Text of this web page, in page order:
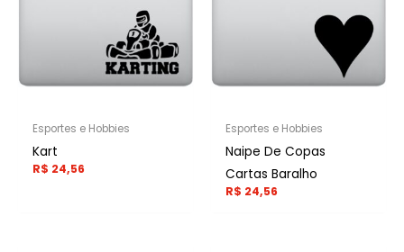
Esportes e Hobbies
Kart
R$ 24,56
Esportes e Hobbies
Naipe De Copas
Cartas Baralho
R$ 24,56